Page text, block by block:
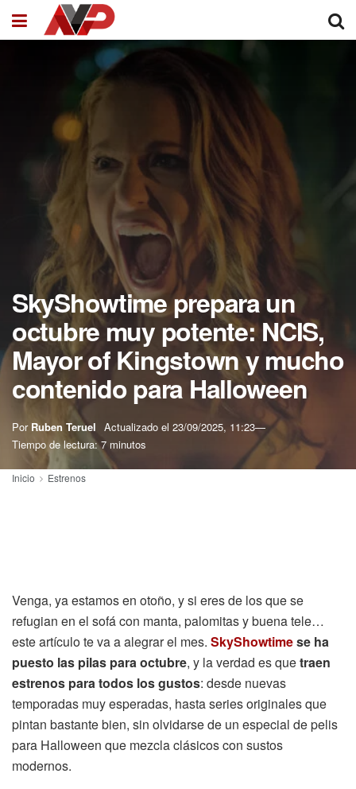
SkyShowtime prepara un
octubre muy potente: NCIS,
Mayor of Kingstown y mucho
contenido para Halloween
Por Ruben Teruel Actualizado el 23/09/2025, 11:23
Tiempo de lectura: 7 minutos
Inicio Estrenos
Venga, ya estamos en otoño, y si eres de los que se
refugian en el sofá con manta, palomitas y buena tele…
este artículo te va a alegrar el mes. SkyShowtimese ha
puesto las pilas para octubre, y la verdad es quetraen
estrenos para todos los gustos: desde nuevas
temporadas muy esperadas, hasta series originales que
pintan bastante bien, sin olvidarse de un especial de pelis
para Halloween que mezcla clásicos con sustos
modernos.